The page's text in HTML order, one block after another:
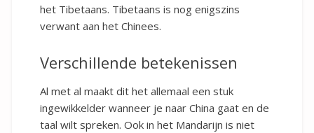
het Tibetaans. Tibetaans is nog enigszins
verwant aan het Chinees.
Verschillende betekenissen
Al met al maakt dit het allemaal een stuk
ingewikkelder wanneer je naar China gaat en de
taal wilt spreken. Ook in het Mandarijn is niet